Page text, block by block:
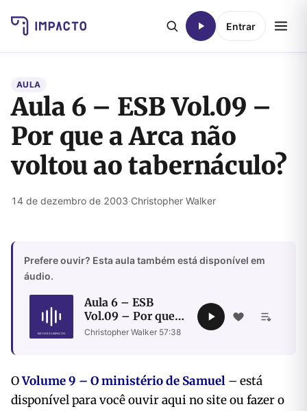
Entrar
AULA
Aula 6 – ESB Vol.09 –
Por que a Arca não
voltou ao tabernáculo?
14 de dezembro de 2003·Christopher Walker
Prefere ouvir? Esta aula também está disponível em
áudio.
Aula 6 – ESB
Vol.09 – Por que a
Arca não voltou ao
Christopher Walker 57:38
OVolume 9 – O ministério de Samuel – está
disponível para você ouviraqui no site ou fazer o